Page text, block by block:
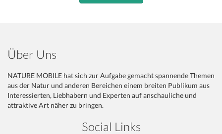
Über Uns
NATURE MOBILE hat sich zur Aufgabe gemacht spannende Themen
aus der Natur und anderen Bereichen einem breiten Publikum aus
Interessierten, Liebhabern und Experten auf anschauliche und
attraktive Art näher zu bringen.
Social Links